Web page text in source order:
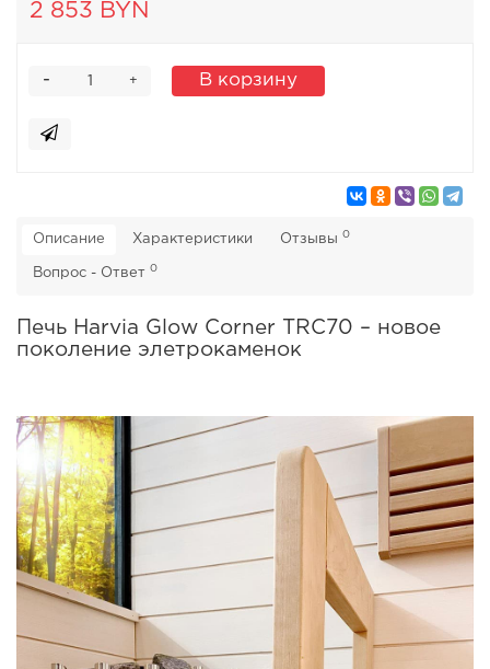
2 853 BYN
+
- В корзину
Описание Характеристики Отзывы 0
Вопрос - Ответ 0
Печь Harvia Glow Corner TRC70 – новое
поколение элетрокаменок